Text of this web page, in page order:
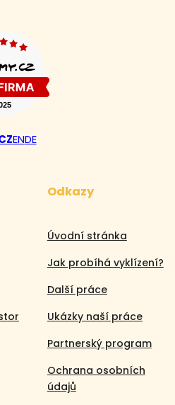
ENDE
Odkazy
Úvodní stránka
Jak probíhá vyklízení?
Další práce
Ukázky naší práce
Partnerský program
Ochrana osobních
údajů